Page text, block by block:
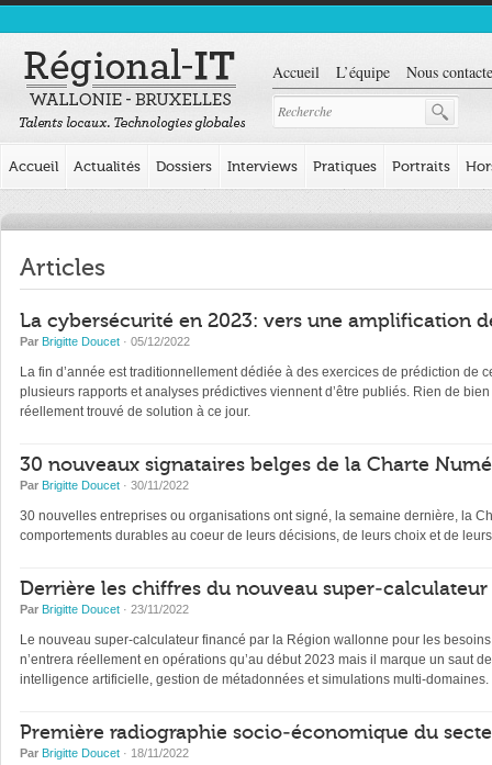
Accueil L’équipe Nous
Accueil Actualités Dossiers Interviews Pratiques Portraits
Articles
La cybersécurité en 2023: vers une amplification
Par Brigitte Doucet · 05/12/2022
La fin d’année est traditionnellement dédiée à des exercices de prédiction
plusieurs rapports et analyses prédictives viennent d’être publiés. Rien de
réellement trouvé de solution à ce jour.
30 nouveaux signataires belges de la Charte
Par Brigitte Doucet · 30/11/2022
30 nouvelles entreprises ou organisations ont signé, la semaine dernière, la
comportements durables au coeur de leurs décisions, de leurs choix et de
Derrière les chiffres du nouveau super-calculateur
Par Brigitte Doucet · 23/11/2022
Le nouveau super-calculateur financé par la Région wallonne pour les
n’entrera réellement en opérations qu’au début 2023 mais il marque un saut
intelligence artificielle, gestion de métadonnées et simulations multi-domaines.
Première radiographie socio-économique du
Par Brigitte Doucet · 18/11/2022